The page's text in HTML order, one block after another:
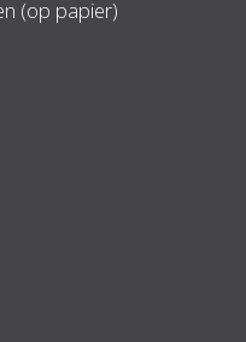
(op papier)